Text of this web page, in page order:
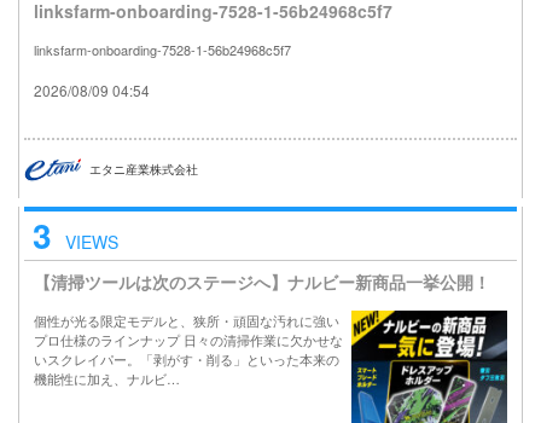
linksfarm-onboarding-7528-1-56b24968c5f7
linksfarm-onboarding-7528-1-56b24968c5f7
2026/08/09 04:54
エタニ産業株式会社
3 VIEWS
【清掃ツールは次のステージへ】ナルビー新商品一挙公開！
個性が光る限定モデルと、狭所・頑固な汚れに強い
プロ仕様のラインナップ 日々の清掃作業に欠かせな
いスクレイパー。「剥がす・削る」といった本来の
機能性に加え、ナルビ…